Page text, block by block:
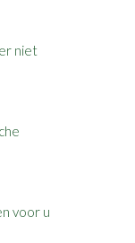
niet
voor u